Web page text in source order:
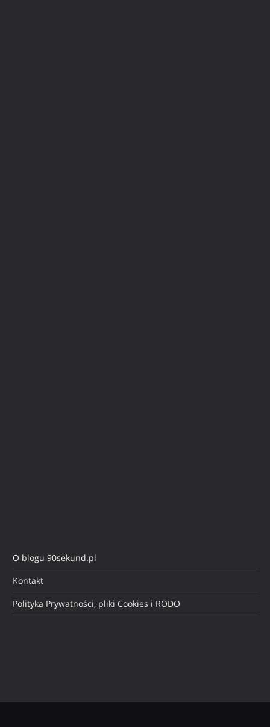
O blogu 90sekund.pl
Kontakt
Polityka Prywatności, pliki Cookies i RODO